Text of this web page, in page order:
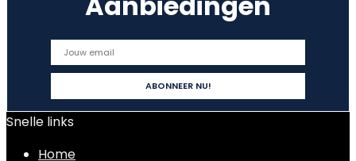
Snelle links
Home